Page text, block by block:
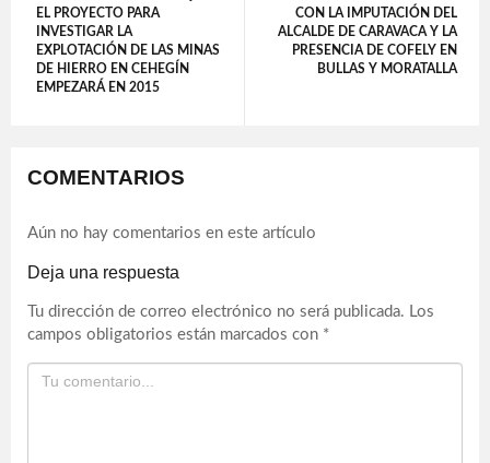
EL PROYECTO PARA
INVESTIGAR LA
EXPLOTACIÓN DE LAS MINAS
DE HIERRO EN CEHEGÍN
EMPEZARÁ EN 2015
CON LA IMPUTACIÓN DEL
ALCALDE DE CARAVACA Y LA
PRESENCIA DE COFELY EN
BULLAS Y MORATALLA
COMENTARIOS
Aún no hay comentarios en este artículo
Deja una respuesta
Tu dirección de correo electrónico no será publicada. Los
campos obligatorios están marcados con *